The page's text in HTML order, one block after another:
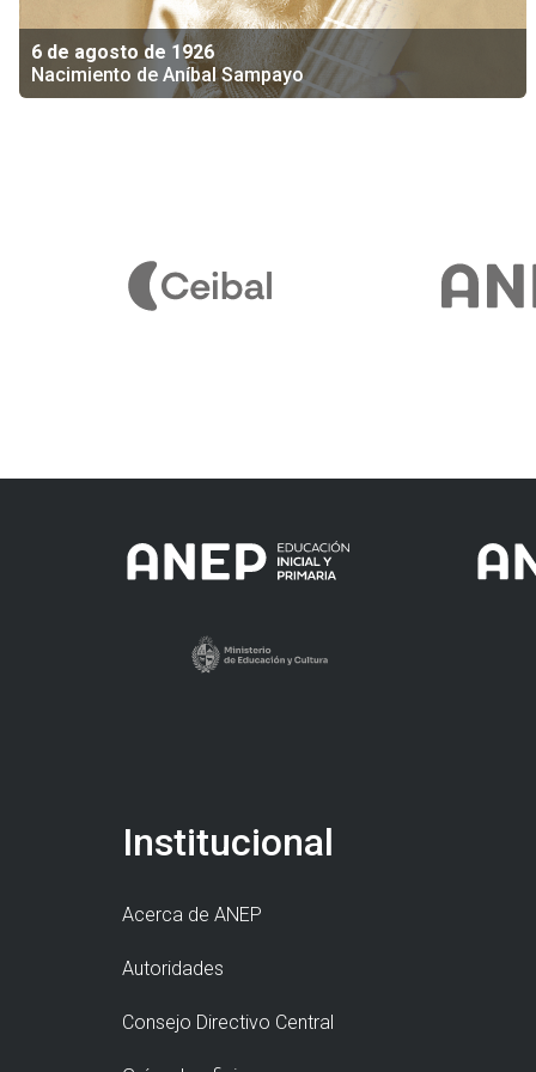
6 de agosto de 1926
Nacimiento de Aníbal Sampayo
Institucional
Acerca de ANEP
Autoridades
Consejo Directivo Central